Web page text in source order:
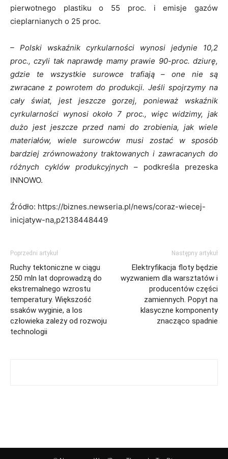
pierwotnego plastiku o 55 proc. i emisje gazów
cieplarnianych o 25 proc.
– Polski wskaźnik cyrkularności wynosi jedynie 10,2
proc., czyli tak naprawdę mamy prawie 90-proc. dziurę,
gdzie te wszystkie surowce trafiają – one nie są
zwracane z powrotem do produkcji. Jeśli spojrzymy na
cały świat, jest jeszcze gorzej, ponieważ wskaźnik
cyrkularności wynosi około 7 proc., więc widzimy, jak
dużo jest jeszcze przed nami do zrobienia, jak wiele
materiałów, wiele surowców musi zostać w sposób
bardziej zrównoważony traktowanych i zawracanych do
różnych cyklów produkcyjnych – podkreśla prezeska
INNOWO.
Źródło: https://biznes.newseria.pl/news/coraz-wiecej-
inicjatyw-na,p2138448449
Poprzedni artykuł
Ruchy tektoniczne w ciągu
250 mln lat doprowadzą do
ekstremalnego wzrostu
temperatury. Większość
ssaków wyginie, a los
człowieka zależy od rozwoju
technologii
Następny artykuł
Elektryfikacja floty będzie
wyzwaniem dla warsztatów i
producentów części
zamiennych. Popyt na
klasyczne komponenty
znacząco spadnie